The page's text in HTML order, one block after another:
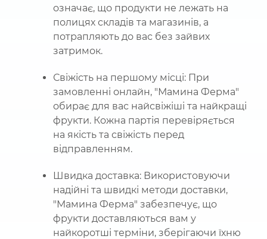
означає, що продукти не лежать на
полицях складів та магазинів, а
потрапляють до вас без зайвих
затримок.
Свіжість на першому місці: При
замовленні онлайн, "Мамина Ферма"
обирає для вас найсвіжіші та найкращі
фрукти. Кожна партія перевіряється
на якість та свіжість перед
відправленням.
Швидка доставка: Використовуючи
надійні та швидкі методи доставки,
"Мамина Ферма" забезпечує, що
фрукти доставляються вам у
найкоротші терміни, зберігаючи їхню